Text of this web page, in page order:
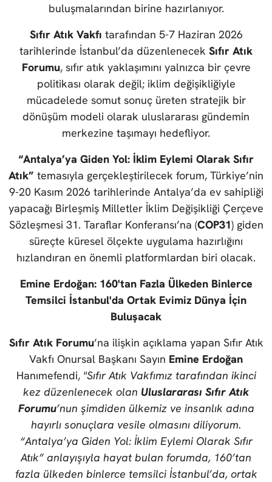
buluşmalarından birine hazırlanıyor.
Sıfır Atık Vakfı tarafından 5-7 Haziran 2026
tarihlerinde İstanbul’da düzenlenecek Sıfır Atık
Forumu, sıfır atık yaklaşımını yalnızca bir çevre
politikası olarak değil; iklim değişikliğiyle
mücadelede somut sonuç üreten stratejik bir
dönüşüm modeli olarak uluslararası gündemin
merkezine taşımayı hedefliyor.
“Antalya’ya Giden Yol: İklim Eylemi Olarak Sıfır
Atık” temasıyla gerçekleştirilecek forum, Türkiye’nin
9-20 Kasım 2026 tarihlerinde Antalya’da ev sahipliği
yapacağı Birleşmiş Milletler İklim Değişikliği Çerçeve
Sözleşmesi 31. Taraflar Konferansı’na (COP31) giden
süreçte küresel ölçekte uygulama hazırlığını
hızlandıran en önemli platformlardan biri olacak.
Emine Erdoğan: 160'tan Fazla Ülkeden Binlerce
Temsilci İstanbul'da Ortak Evimiz Dünya İçin
Buluşacak
Sıfır Atık Forumu’na ilişkin açıklama yapan Sıfır Atık
Vakfı Onursal Başkanı Sayın Emine Erdoğan
Hanımefendi,"Sıfır Atık Vakfımız tarafından ikinci
kez düzenlenecek olan Uluslararası Sıfır Atık
Forumu’nun şimdiden ülkemiz ve insanlık adına
hayırlı sonuçlara vesile olmasını diliyorum.
“Antalya’ya Giden Yol: İklim Eylemi Olarak Sıfır
Atık” anlayışıyla hayat bulan forumda, 160’tan
fazla ülkeden binlerce temsilci İstanbul’da, ortak